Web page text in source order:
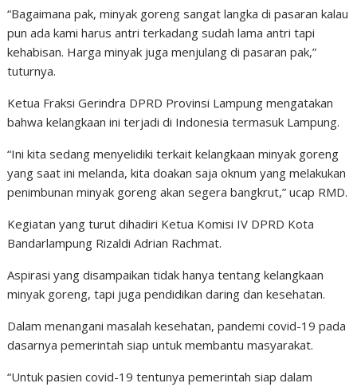
“Bagaimana pak, minyak goreng sangat langka di pasaran kalau
pun ada kami harus antri terkadang sudah lama antri tapi
kehabisan. Harga minyak juga menjulang di pasaran pak,”
tuturnya.
Ketua Fraksi Gerindra DPRD Provinsi Lampung mengatakan
bahwa kelangkaan ini terjadi di Indonesia termasuk Lampung.
“Ini kita sedang menyelidiki terkait kelangkaan minyak goreng
yang saat ini melanda, kita doakan saja oknum yang melakukan
penimbunan minyak goreng akan segera bangkrut,” ucap RMD.
Kegiatan yang turut dihadiri Ketua Komisi IV DPRD Kota
Bandarlampung Rizaldi Adrian Rachmat.
Aspirasi yang disampaikan tidak hanya tentang kelangkaan
minyak goreng, tapi juga pendidikan daring dan kesehatan.
Dalam menangani masalah kesehatan, pandemi covid-19 pada
dasarnya pemerintah siap untuk membantu masyarakat.
“Untuk pasien covid-19 tentunya pemerintah siap dalam